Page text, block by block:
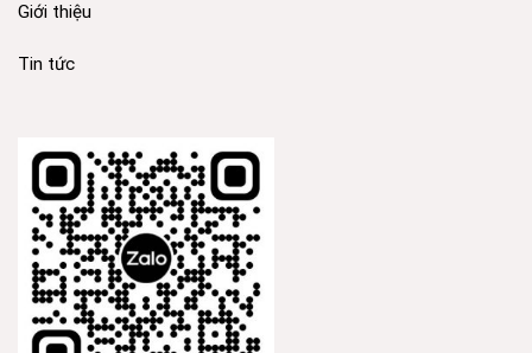
Giới thiệu
Tin tức